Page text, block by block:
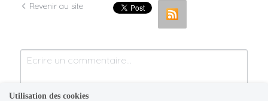
Revenir au site
Utilisation des cookies